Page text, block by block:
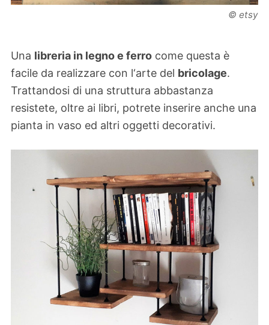
© etsy
Una libreria in legno e ferro come questa è
facile da realizzare con l‘arte del bricolage.
Trattandosi di una struttura abbastanza
resistete, oltre ai libri, potrete inserire anche una
pianta in vaso ed altri oggetti decorativi.